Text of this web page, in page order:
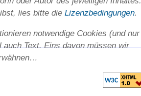
lies bitte die Lizenz­bedingungen.
notwendige Cookies (und nur
Text. Eins davon müssen wir